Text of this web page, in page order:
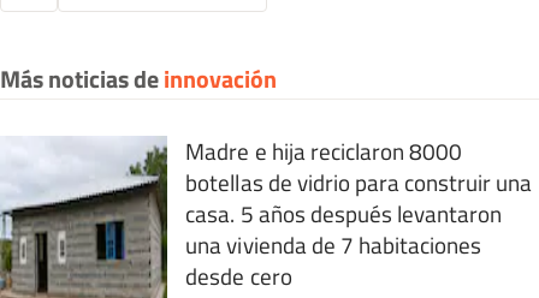
Más noticias deinnovación
Madre e hija reciclaron 8000
botellas de vidrio para construir una
casa. 5 años después levantaron
una vivienda de 7 habitaciones
desde cero